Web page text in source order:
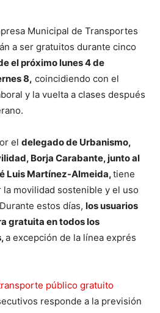
Municipal de Transportes
a ser gratuitos durante cinco
el próximo lunes 4 de
8, coincidiendo con el
y la vuelta a clases después
el delegado de Urbanismo,
Borja Carabante, junto al
Luis Martínez-Almeida,tiene
movilidad sostenible y el uso
estos días, los usuarios
gratuita en todos los
a excepción de la línea exprés
público gratuito
responde a la previsión